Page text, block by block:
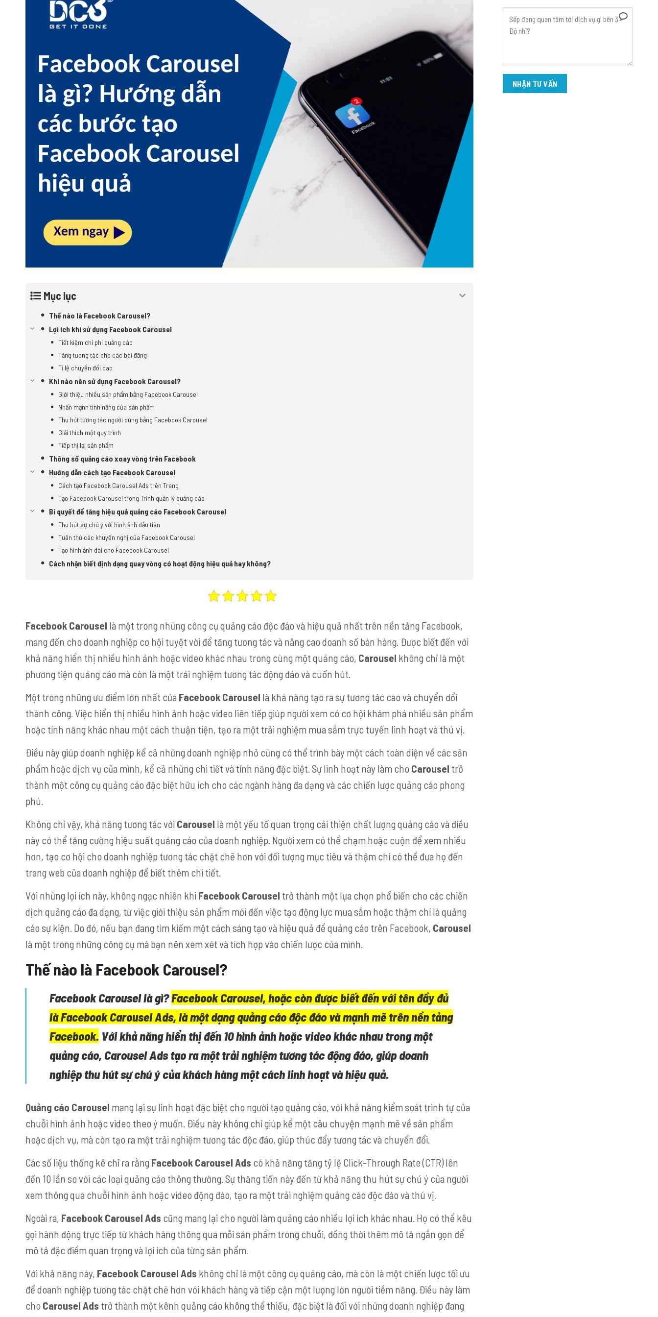
Mục lục
Thế nào là Facebook Carousel?
Lợi ích khi sử dụng Facebook Carousel
Tiết kiệm chi phí quảng cáo
Tăng tương tác cho các bài đăng
Tỉ lệ chuyển đổi cao
Khi nào nên sử dụng Facebook Carousel?
Giới thiệu nhiều sản phẩm bằng Facebook Carousel
Nhấn mạnh tính năng của sản phẩm
Thu hút tương tác người dùng bằng Facebook Carousel
Giải thích một quy trình
Tiếp thị lại sản phẩm
Thông số quảng cáo xoay vòng trên Facebook
Hướng dẫn cách tạo Facebook Carousel
Cách tạo Facebook Carousel Ads trên Trang
Tạo Facebook Carousel trong Trình quản lý quảng cáo
Bí quyết để tăng hiệu quả quảng cáo Facebook Carousel
Thu hút sự chú ý với hình ảnh đầu tiên
Tuân thủ các khuyến nghị của Facebook Carousel
Tạo hình ảnh dài cho Facebook Carousel
Cách nhận biết định dạng quay vòng có hoạt động hiệu quả hay không?
Facebook Carousel là một trong những công cụ quảng cáo độc đáo và hiệu quả nhất trên nền tảng Facebook,
mang đến cho doanh nghiệp cơ hội tuyệt vời để tăng tương tác và nâng cao doanh số bán hàng. Được biết đến với
khả năng hiển thị nhiều hình ảnh hoặc video khác nhau trong cùng một quảng cáo, Carousel không chỉ là một
phương tiện quảng cáo mà còn là một trải nghiệm tương tác động đáo và cuốn hút.
Một trong những ưu điểm lớn nhất của Facebook Carousel là khả năng tạo ra sự tương tác cao và chuyển đổi
thành công. Việc hiển thị nhiều hình ảnh hoặc video liên tiếp giúp người xem có cơ hội khám phá nhiều sản phẩm
hoặc tính năng khác nhau một cách thuận tiện, tạo ra một trải nghiệm mua sắm trực tuyến linh hoạt và thú vị.
Điều này giúp doanh nghiệp kể cả những doanh nghiệp nhỏ cũng có thể trình bày một cách toàn diện về các sản
phẩm hoặc dịch vụ của mình, kể cả những chi tiết và tính năng đặc biệt. Sự linh hoạt này làm cho Carousel trở
thành một công cụ quảng cáo đặc biệt hữu ích cho các ngành hàng đa dạng và các chiến lược quảng cáo phong
phú.
Không chỉ vậy, khả năng tương tác với Carousel là một yếu tố quan trọng cải thiện chất lượng quảng cáo và điều
này có thể tăng cường hiệu suất quảng cáo của doanh nghiệp. Người xem có thể chạm hoặc cuộn để xem nhiều
hơn, tạo cơ hội cho doanh nghiệp tương tác chặt chẽ hơn với đối tượng mục tiêu và thậm chí có thể đưa họ đến
trang web của doanh nghiệp để biết thêm chi tiết.
Với những lợi ích này, không ngạc nhiên khi Facebook Carousel trở thành một lựa chọn phổ biến cho các chiến
dịch quảng cáo đa dạng, từ việc giới thiệu sản phẩm mới đến việc tạo động lực mua sắm hoặc thậm chí là quảng
cáo sự kiện. Do đó, nếu bạn đang tìm kiếm một cách sáng tạo và hiệu quả để quảng cáo trên Facebook, Carousel
là một trong những công cụ mà bạn nên xem xét và tích hợp vào chiến lược của mình.
Thế nào là Facebook Carousel?
Facebook Carousellà gì?Facebook Carousel, hoặc còn được biết đến với tên đầy đủ
làFacebook Carousel Ads, là một dạng quảng cáo độc đáo và mạnh mẽ trên nền tảng
Facebook. Với khả năng hiển thị đến 10 hình ảnh hoặc video khác nhau trong một
quảng cáo, Carousel Adstạo ra một trải nghiệm tương tác động đáo, giúp doanh
nghiệp thu hút sự chú ý của khách hàng một cách linh hoạt và hiệu quả.
Quảng cáo Carousel mang lại sự linh hoạt đặc biệt cho người tạo quảng cáo, với khả năng kiểm soát trình tự của
chuỗi hình ảnh hoặc video theo ý muốn. Điều này không chỉ giúp kể một câu chuyện mạnh mẽ về sản phẩm
hoặc dịch vụ, mà còn tạo ra một trải nghiệm tương tác độc đáo, giúp thúc đẩy tương tác và chuyển đổi.
Các số liệu thống kê chỉ ra rằng Facebook Carousel Ads có khả năng tăng tỷ lệ Click-Through Rate (CTR) lên
đến 10 lần so với các loại quảng cáo thông thường. Sự thăng tiến này đến từ khả năng thu hút sự chú ý của người
xem thông qua chuỗi hình ảnh hoặc video động đáo, tạo ra một trải nghiệm quảng cáo độc đáo và thú vị.
Ngoài ra, Facebook Carousel Ads cũng mang lại cho người làm quảng cáo nhiều lợi ích khác nhau. Họ có thể kêu
gọi hành động trực tiếp từ khách hàng thông qua mỗi sản phẩm trong chuỗi, đồng thời thêm mô tả ngắn gọn để
mô tả đặc điểm quan trọng và lợi ích của từng sản phẩm.
Với khả năng này, Facebook Carousel Ads không chỉ là một công cụ quảng cáo, mà còn là một chiến lược tối ưu
để doanh nghiệp tương tác chặt chẽ hơn với khách hàng và tiếp cận một lượng lớn người tiềm năng. Điều này làm
cho Carousel Ads trở thành một kênh quảng cáo không thể thiếu, đặc biệt là đối với những doanh nghiệp đang